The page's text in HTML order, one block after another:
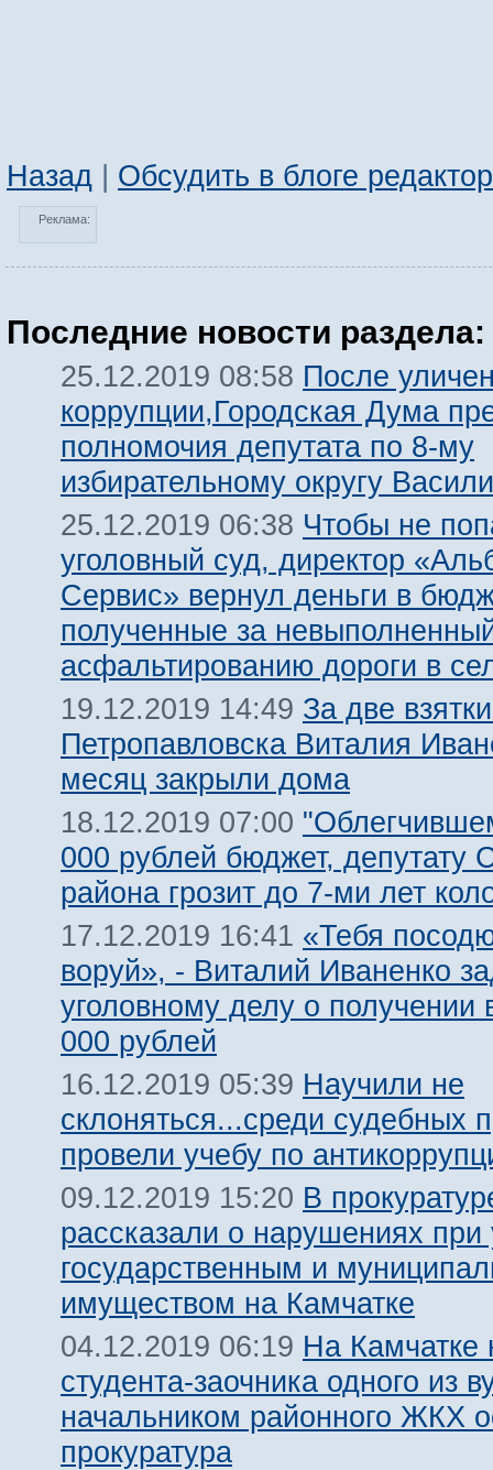
Назад | Обсудить в блоге
Реклама:
Последние новости раздела:
25.12.2019 08:58 После
коррупции,Городская Дума
полномочия депутата по 8-му
избирательному округу
25.12.2019 06:38 Чтобы не
уголовный суд, директор
Сервис» вернул деньги в
полученные за
асфальтированию дороги в
19.12.2019 14:49 За две
Петропавловска Виталия
месяц закрыли дома
18.12.2019 07:00
000 рублей бюджет, депутату
района грозит до 7-ми лет
17.12.2019 16:41 «Тебя
воруй», - Виталий Иваненко
уголовному делу о получении
000 рублей
16.12.2019 05:39 Научили не
склоняться...среди судебных
провели учебу по
09.12.2019 15:20 В
рассказали о нарушениях при
государственным и
имуществом на Камчатке
04.12.2019 06:19 На Камчатке
студента-заочника одного из
начальником районного ЖКХ
прокуратура